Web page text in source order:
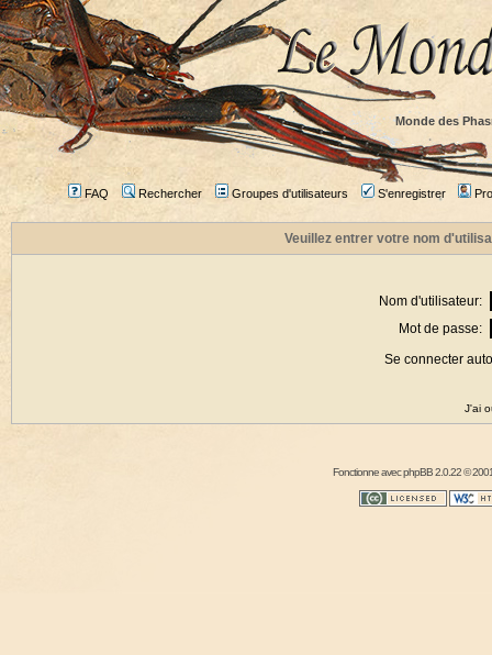
Monde des
FAQ Rechercher Groupes d'utilisateurs S'enregistrer
Veuillez entrer votre nom
Nom d'utilisateur:
Mot de passe:
Se connecter
J'ai
Fonctionne avecphpBB2.0.22 ©